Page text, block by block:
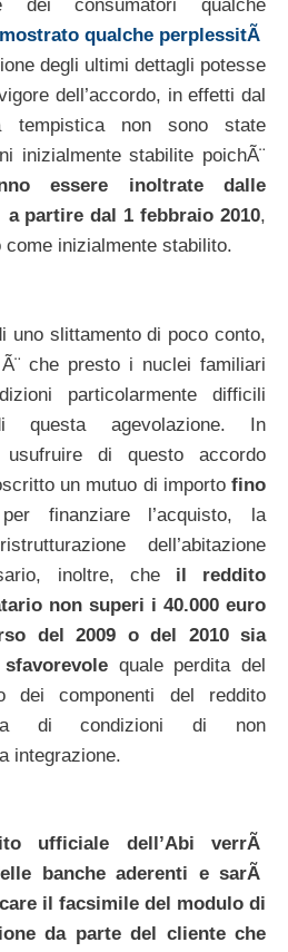
dei consumatori qualche
qualche perplessitÃ
degli ultimi dettagli potesse
dell’accordo, in effetti dal
non sono state
inizialmente stabilite poichÃ¨
essere inoltrate dalle
partire dal 1 febbraio 2010,
come inizialmente stabilito.
uno slittamento di poco conto,
che presto i nuclei familiari
particolarmente difficili
questa agevolazione. In
usufruire di questo accordo
un mutuo di importo fino
finanziare l’acquisto, la
dell’abitazione
inoltre, che il reddito
non superi i 40.000 euro
del 2009 o del 2010 sia
quale perdita del
dei componenti del reddito
di condizioni di non
integrazione.
ufficiale dell’Abi verrÃ
banche aderenti e sarÃ
il facsimile del modulo di
da parte del cliente che